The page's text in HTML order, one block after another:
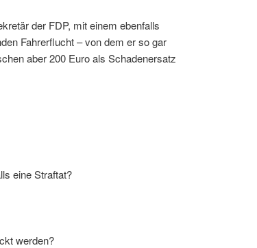
der FDP, mit einem ebenfalls
Fahrerflucht – von dem er so gar
aber 200 Euro als Schadenersatz
eine Straftat?
werden?